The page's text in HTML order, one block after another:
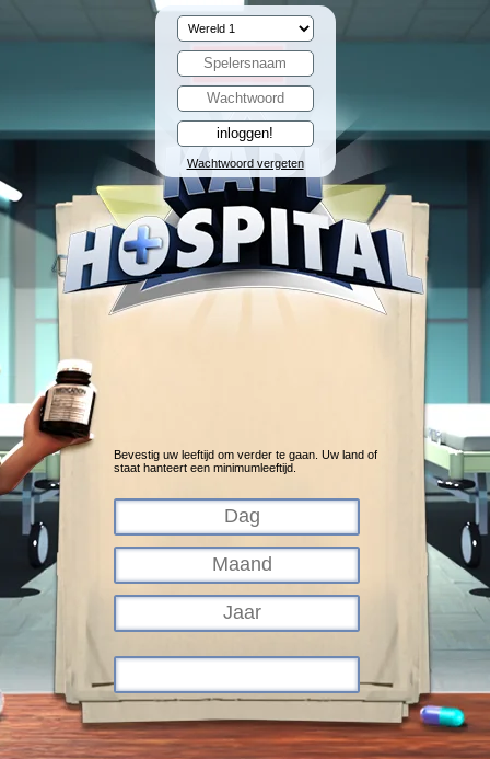
Wachtwoord vergeten
Bevestig uw leeftijd om verder te gaan. Uw land of
staat hanteert een minimumleeftijd.